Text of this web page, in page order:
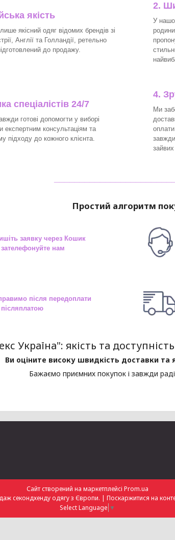
якість
якісний одяг відомих брендів зі
Англії та Голландії, ретельно
до продажу.
2.
У
спеціалістів 24/7
готові допомогти у виборі
експертним консультаціям та
підходу до кожного клієнта.
4.
Ми
Простий алгоритм
заявку через Кошик
нам
після передоплати
Україна": якість та
Ви оціните високу швидкість доставки та
Бажаємо приємних покупок і завжди
Сайт створений на маркетплейсі Prom.ua
Семекс Україна – Оптовий продаж секондхенду одягу з Європи. | Поскаржитися на
Select Language ▼